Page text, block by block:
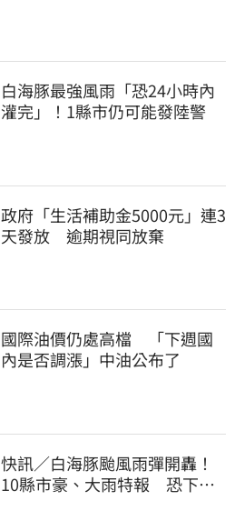
白海豚最強風雨「恐24小時內
灌完」！1縣市仍可能發陸警
政府「生活補助金5000元」連3
天發放 逾期視同放棄
國際油價仍處高檔 「下週國
內是否調漲」中油公布了
快訊／白海豚颱風雨彈開轟！
10縣市豪、大雨特報 恐下到